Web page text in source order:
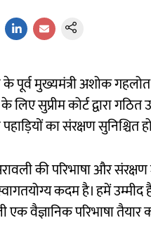
पूर्व मुख्यमंत्री अशोक
लिए सुप्रीम कोर्ट द्वारा
का संरक्षण
की परिभाषा और संरक्षण
कदम है। हमें उम्मीद
एक वैज्ञानिक परिभाषा तैयार